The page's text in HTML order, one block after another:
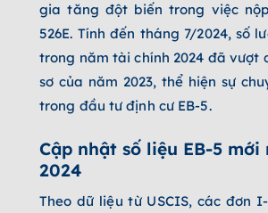
gia tăng đột biến trong việc
526E. Tính đến tháng 7/2024, số
trong năm tài chính 2024 đã vượt
sơ của năm 2023, thể hiện sự
trong đầu tư định cư EB-5.
Cập nhật số liệu EB-5 mới
2024
Theo dữ liệu từ USCIS, các đơn